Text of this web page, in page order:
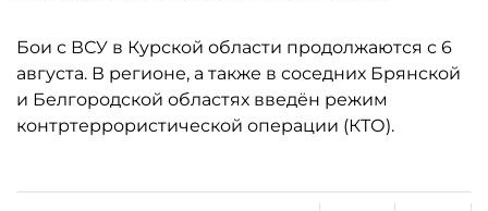
Бои с ВСУ в Курской области продолжаются с 6
августа. В регионе, а также в соседних Брянской
и Белгородской областях введён режим
контртеррористической операции (КТО).